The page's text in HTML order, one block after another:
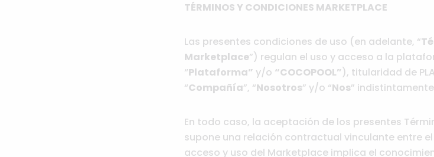
TÉRMINOS Y CONDICIONES MARKETPLACE
Las presentes condiciones de uso (en adelante, “
Marketplace”) regulan el uso y acceso a la
“Plataforma” y/o “COCOPOOL”), titularidad de
“Compañía”, “Nosotros” y/o “Nos”
En todo caso, la aceptación de los presentes
supone una relación contractual vinculante entre
acceso y uso del Marketplace implica el